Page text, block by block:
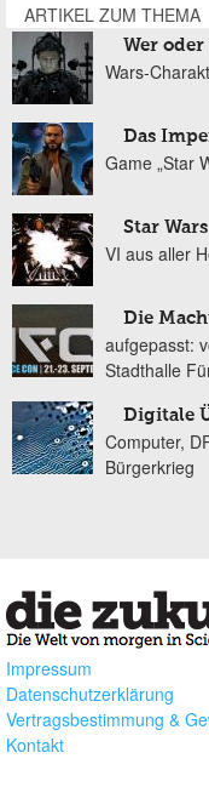
ARTIKEL ZUM THEMA
Wer oder
Wars-
Das
Game „Star
Star
VI aus aller
Die
aufgepasst:
Stadthalle
Digitale
Computer,
Bürgerkrieg
Impressum
Datenschutzerklärung
Vertragsbestimmung &
Kontakt